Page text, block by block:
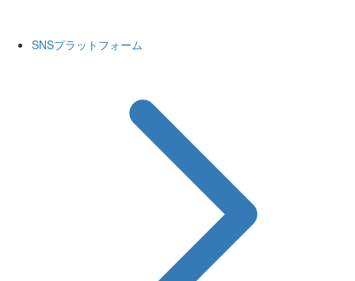
SNSプラットフォーム